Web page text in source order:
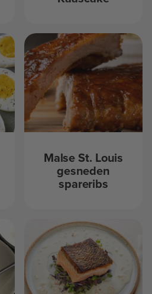
Malse St. Louis
gesneden
spareribs